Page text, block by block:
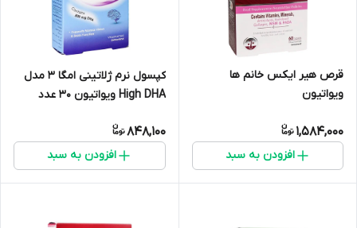
قرص هیر ایکس خانم ها
ویواتیون
1,584,000
افزودن به سبد
کپسول نرم ژلاتینی امگا 3 مدل
High DHA ویواتیون 30 عدد
848,100
افزودن به سبد